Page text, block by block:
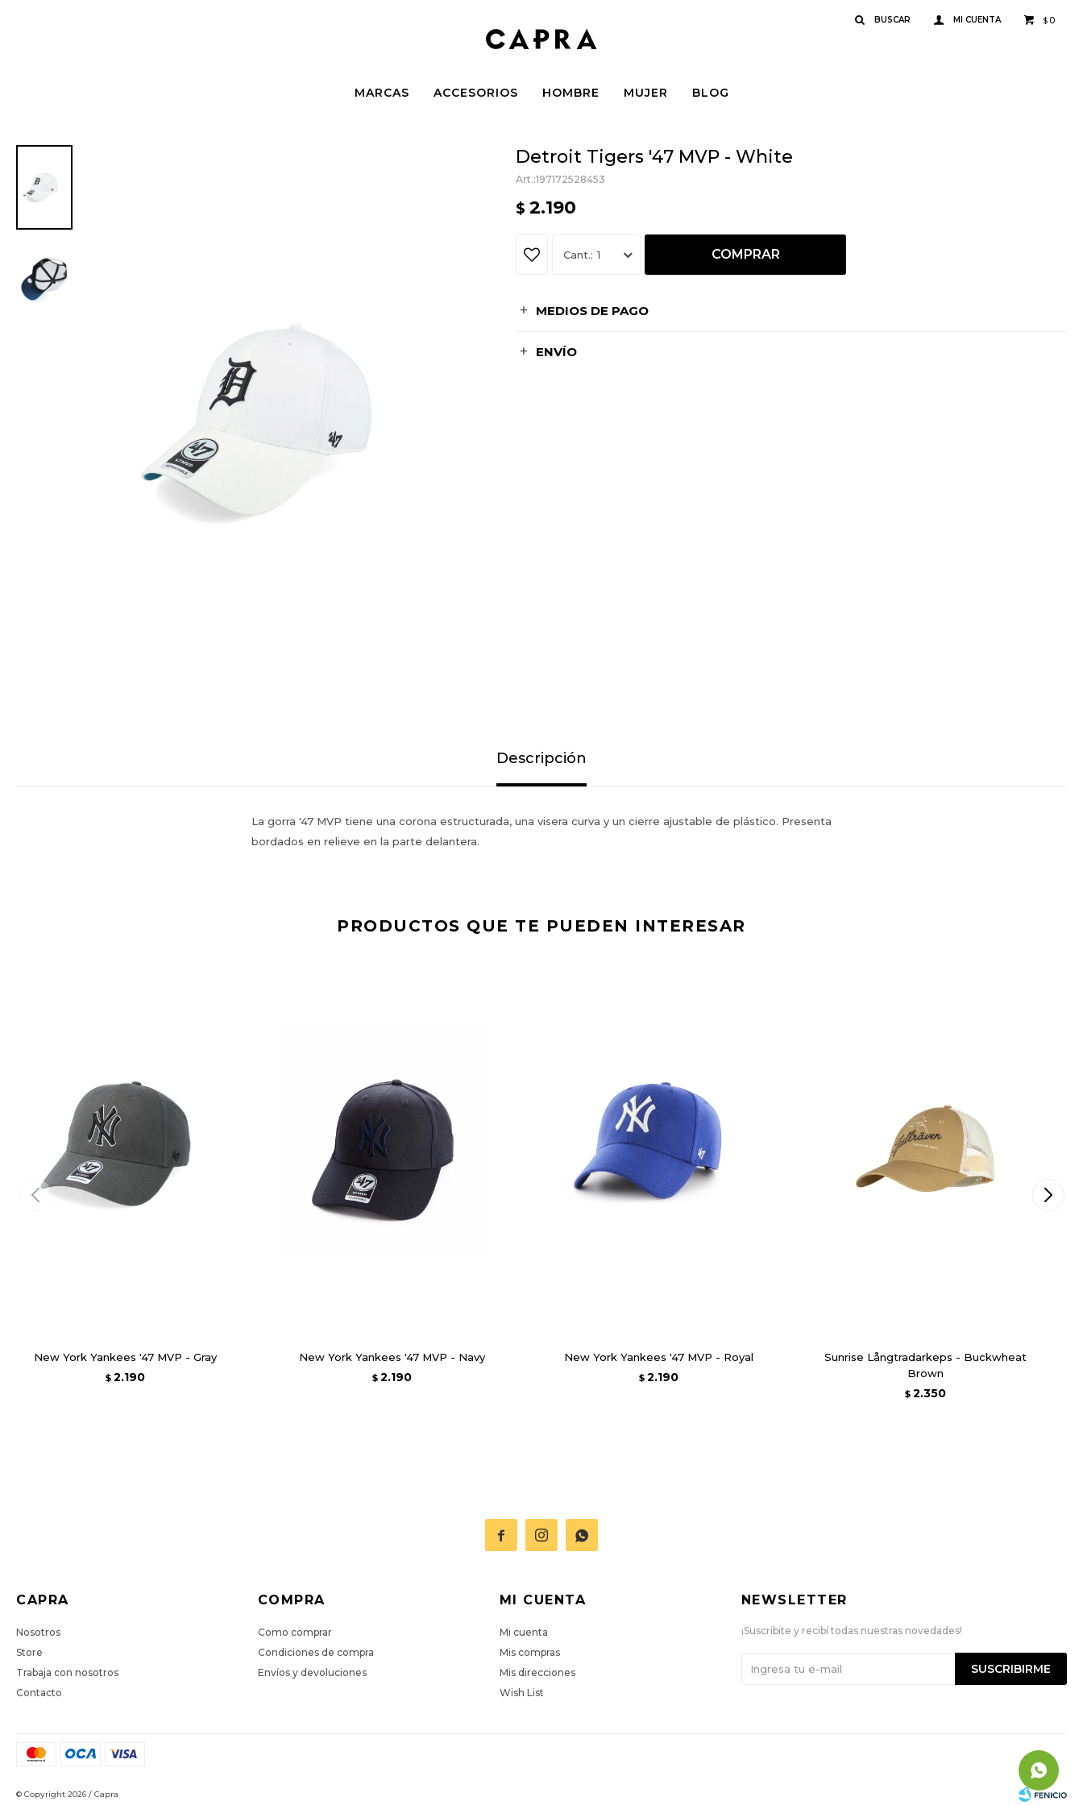
MARCAS ACCESORIOS HOMBRE MUJER BLOG
$ 0
Detroit Tigers '47 MVP - White
197172528453
$ 2.190
1 COMPRAR
MEDIOS DE PAGO
ENVÍO
Descripción
La gorra '47 MVP tiene una corona estructurada, una visera curva y un cierre ajustable de plástico. Presenta
bordados en relieve en la parte delantera.
PRODUCTOS QUE TE PUEDEN INTERESAR
New York Yankees '47 MVP - Gray
$ 2.190
New York Yankees '47 MVP - Navy
$ 2.190
New York Yankees '47 MVP - Royal
$ 2.190
Sunrise Långtradarkeps - Buckwheat
Brown
$ 2.350
  
CAPRA
Nosotros
Store
Trabaja con nosotros
Contacto
COMPRA
Como comprar
Condiciones de compra
Envíos y devoluciones
MI CUENTA
Mi cuenta
Mis compras
Mis direcciones
Wish List
NEWSLETTER
¡Suscribite y recibí todas nuestras novedades!
SUSCRIBIRME
© Copyright 2026 / Capra